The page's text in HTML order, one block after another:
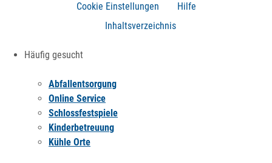
Cookie Einstellungen
Hilfe
Inhaltsverzeichnis
Häufig gesucht
Abfallentsorgung
Online Service
Schlossfestspiele
Kinderbetreuung
Kühle Orte